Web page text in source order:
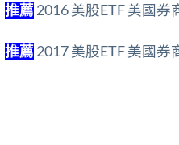
推薦2016 美股ETF 美國
推薦2017 美股ETF 美國